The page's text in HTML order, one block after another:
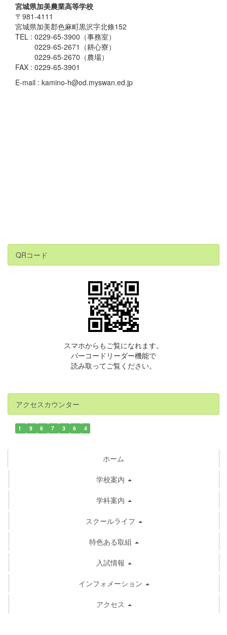
宮城県加美農業高等学校
〒981-4111
宮城県加美郡色麻町黒沢字北條152
TEL : 0229-65-3900（事務室）
0229-65-2671（耕心寮）
0229-65-2670（農場）
FAX : 0229-65-3901
E-mail : kamino-h@od.myswan.ed.jp
QRコード
スマホからもご覧になれます。
バーコードリーダー機能で
読み取ってご覧ください。
アクセスカウンター
1 9 6 7 3 6 4
ホーム
学校案内
学科案内
スクールライフ
特色ある取組
入試情報
インフォメーション
アクセス